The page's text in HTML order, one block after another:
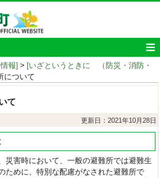
報] > [いざというときに （防災・消防・
について
て
更新日：2021年10月28日
災害時において、一般の避難所では避難生
ために、特別な配慮がなされた避難所で